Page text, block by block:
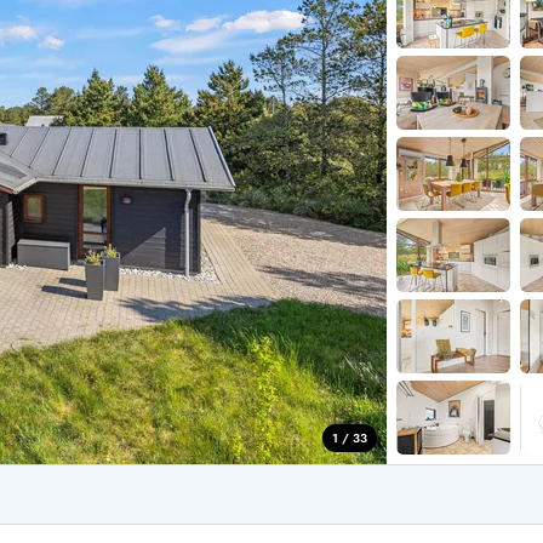
für 2 Personen
für 4 Personen
für 6 Personen
Ferienhäuser
Ferienhäuser
Ferienhäuser
Ferienhäuser Sondervig
Ho
Houstrup
Houvig
auf Holmsland Klit
in Holmsland
Hvide Sande
Jegum
Klegod
Lodbjerg Hede
Nr. Lyngvig
Ferienhäuser in
Ferienhäuser
Ferienhäuser
Ferienhäuser
Ferienhäuser
Ferienhäuser in
Ferienhäuser
Ferienhäuser
Ferienhäuser
1 / 33